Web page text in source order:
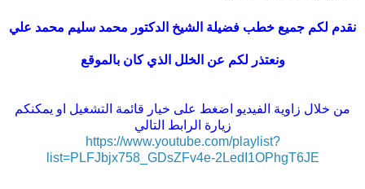
نقدم لكم جميع خطب فضيلة الشيخ الدكتور محمد سليم محمد علي
ونعتذر لكم عن الخلل الذي كان بالموقع
من خلال زاوية الفيديو اضغط على خيار قائمة التشغيل او يمكنكم
زيارة الرابط التالي
https://www.youtube.com/playlist?
list=PLFJbjx758_GDsZFv4e-2LedI1OPhgT6JE